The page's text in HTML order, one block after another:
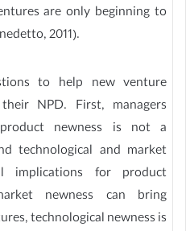
are only beginning to
2011).
to help new venture
NPD. First, managers
newness is not a
technological and market
implications for product
newness can bring
technological newness is